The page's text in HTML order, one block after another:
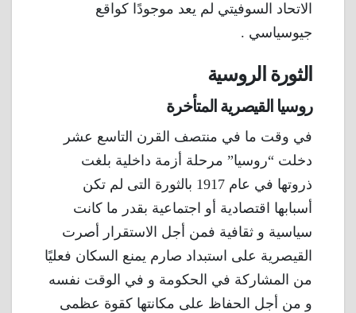
الاتحاد السوفيتي لم يعد موجودًا كواقع
جيوسياسي .
الثورة الروسية
روسيا القيصرية المتأخرة
في وقت ما في منتصف القرن التاسع عشر
دخلت “روسيا” مرحلة أزمة داخلية بلغت
ذروتها في عام 1917 بالثورة التى لم تكن
أسبابها اقتصادية أو اجتماعية بقدر ما كانت
سياسية و ثقافية فمن أجل الاستقرار أصرت
القيصرية على استبداد صارم يمنع السكان فعليًا
من المشاركة في الحكومة و في الوقت نفسه
و من أجل الحفاظ على مكانتها كقوة عظمى